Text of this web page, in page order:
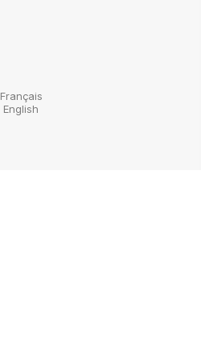
Français
English